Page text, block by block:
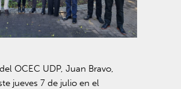
OCEC UDP, Juan Bravo,
jueves 7 de julio en el